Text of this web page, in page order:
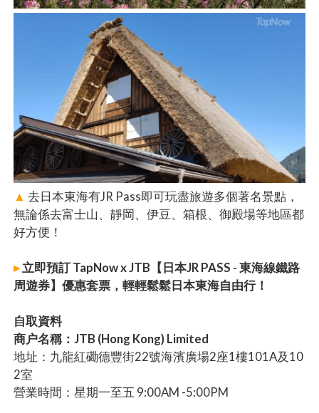
▲ 去日本東海有JR Pass即可玩盡旅遊多個著名景點，
無論係去富士山、靜岡、伊豆、箱根、御殿場等地區都
好方便！
▸立即預訂 TapNow x JTB【日本JR PASS - 東海線鐵路
周遊券】優惠套票，輕輕鬆鬆日本東海自由行！
自取資料
商户名稱：JTB (Hong Kong) Limited
地址：九龍紅磡德豐街22號海濱廣場2座1樓101A及10
2室
營業時間：星期一至五 9:00AM -5:00PM